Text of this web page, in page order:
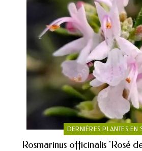
DERNIÈRES PLANTES EN
Rosmarinus officinalis 'Rosé